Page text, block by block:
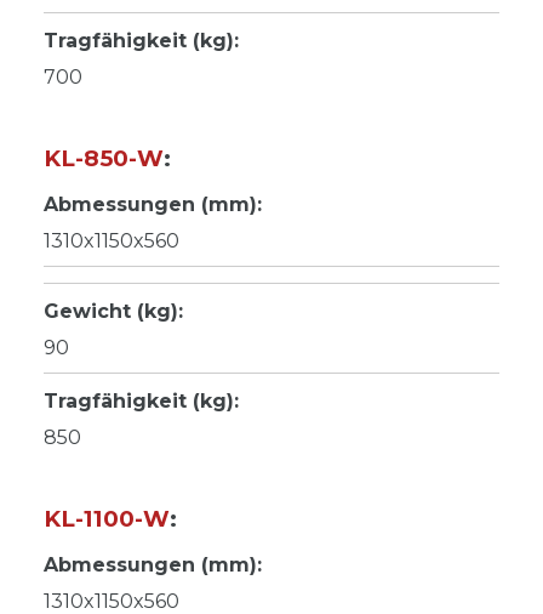
Tragfähigkeit (kg):
700
KL-850-W:
Abmessungen (mm):
1310x1150x560
Gewicht (kg):
90
Tragfähigkeit (kg):
850
KL-1100-W:
Abmessungen (mm):
1310x1150x560